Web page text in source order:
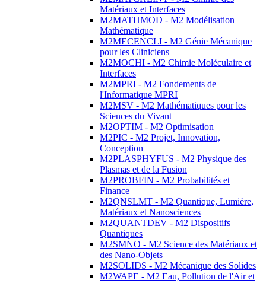
Matériaux et Interfaces
M2MATHMOD - M2 Modélisation
Mathématique
M2MECENCLI - M2 Génie Mécanique
pour les Cliniciens
M2MOCHI - M2 Chimie Moléculaire et
Interfaces
M2MPRI - M2 Fondements de
l'Informatique MPRI
M2MSV - M2 Mathématiques pour les
Sciences du Vivant
M2OPTIM - M2 Optimisation
M2PIC - M2 Projet, Innovation,
Conception
M2PLASPHYFUS - M2 Physique des
Plasmas et de la Fusion
M2PROBFIN - M2 Probabilités et
Finance
M2QNSLMT - M2 Quantique, Lumière,
Matériaux et Nanosciences
M2QUANTDEV - M2 Dispositifs
Quantiques
M2SMNO - M2 Science des Matériaux et
des Nano-Objets
M2SOLIDS - M2 Mécanique des Solides
M2WAPE - M2 Eau, Pollution de l'Air et